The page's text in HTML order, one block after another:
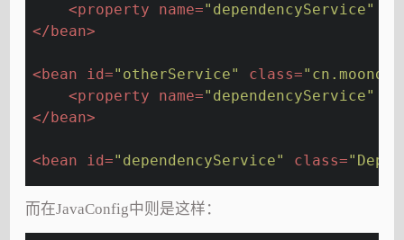
<property name="dependencyService"
</ bean>
< bean id="otherService" class=
<property name="dependencyService"
</ bean>
< bean id="dependencyService" class=
而在JavaConfig中则是这样：